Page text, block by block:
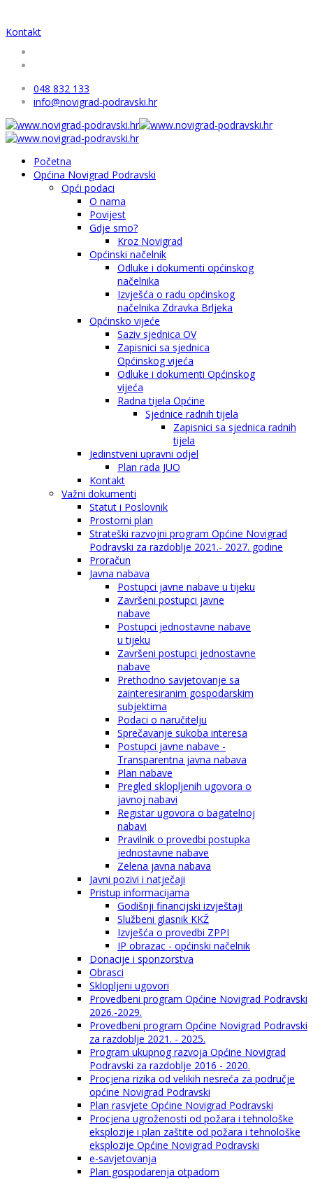
Kontakt
048 832 133
info@novigrad-podravski.hr
Početna
Općina Novigrad Podravski
Opći podaci
O nama
Povijest
Gdje smo?
Kroz Novigrad
Općinski načelnik
Odluke i dokumenti općinskog
načelnika
Izvješća o radu općinskog
načelnika Zdravka Brljeka
Općinsko vijeće
Saziv sjednica OV
Zapisnici sa sjednica
Općinskog vijeća
Odluke i dokumenti Općinskog
vijeća
Radna tijela Općine
Sjednice radnih tijela
Zapisnici sa sjednica radnih
tijela
Jedinstveni upravni odjel
Plan rada JUO
Kontakt
Važni dokumenti
Statut i Poslovnik
Prostorni plan
Strateški razvojni program Općine Novigrad
Podravski za razdoblje 2021.- 2027. godine
Proračun
Javna nabava
Postupci javne nabave u tijeku
Završeni postupci javne
nabave
Postupci jednostavne nabave
u tijeku
Završeni postupci jednostavne
nabave
Prethodno savjetovanje sa
zainteresiranim gospodarskim
subjektima
Podaci o naručitelju
Sprečavanje sukoba interesa
Postupci javne nabave -
Transparentna javna nabava
Plan nabave
Pregled sklopljenih ugovora o
javnoj nabavi
Registar ugovora o bagatelnoj
nabavi
Pravilnik o provedbi postupka
jednostavne nabave
Zelena javna nabava
Javni pozivi i natječaji
Pristup informacijama
Godišnji financijski izvještaji
Službeni glasnik KKŽ
Izvješća o provedbi ZPPI
IP obrazac - općinski načelnik
Donacije i sponzorstva
Obrasci
Sklopljeni ugovori
Provedbeni program Općine Novigrad Podravski
2026.-2029.
Provedbeni program Općine Novigrad Podravski
za razdoblje 2021. - 2025.
Program ukupnog razvoja Općine Novigrad
Podravski za razdoblje 2016 - 2020.
Procjena rizika od velikih nesreća za područje
općine Novigrad Podravski
Plan rasvjete Općine Novigrad Podravski
Procjena ugroženosti od požara i tehnološke
eksplozije i plan zaštite od požara i tehnološke
eksplozije Općine Novigrad Podravski
e-savjetovanja
Plan gospodarenja otpadom